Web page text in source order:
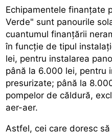
Echipamentele finanțate
Verde" sunt panourile
cuantumul finanțării
în funcție de tipul
lei, pentru instalarea
până la 6.000 lei, pentru
presurizate; până la
pompelor de căldură,
aer-aer.
Astfel, cei care doresc